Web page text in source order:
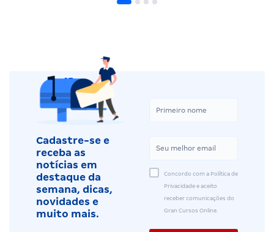
Cadastre-se e
receba as
notícias em
destaque da
semana, dicas,
novidades e
muito mais.
Concordo com a Política de
Privacidade e aceito
receber comunicações do
Gran Cursos Online.